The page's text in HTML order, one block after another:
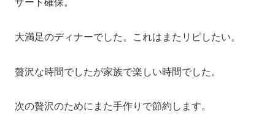
ザート確保。
大満足のディナーでした。これはまたリピしたい。
贅沢な時間でしたが家族で楽しい時間でした。
次の贅沢のためにまた手作りで節約します。